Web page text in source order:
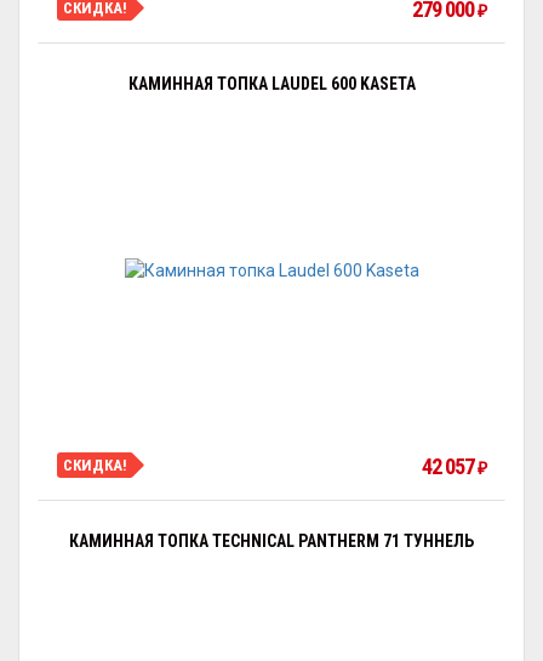
СКИДКА! 279 000₽
КАМИННАЯ ТОПКА LAUDEL 600 KASETA
СКИДКА! 42 057₽
КАМИННАЯ ТОПКА TECHNICAL PANTHERM 71 ТУННЕЛЬ